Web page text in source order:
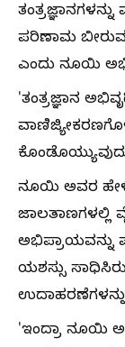
ಪರಿಣಾಮ
ಎಂದು ನೂಯಿ
'ತಂತ್ರಜ್ಞಾನ
ನೂಯಿ ಅವರ
ಜಾಲತಾಣಗಳಲ್ಲಿ
ಅಭಿಪ್ರಾಯವನ್ನು
ಯಶಸ್ಸು
'ಇಂದ್ರಾ ನೂಯಿ